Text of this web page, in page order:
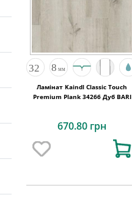
Ламінат Kaindl Classic Touch
Premium Plank 34266 Дуб BARI
670.80 грн